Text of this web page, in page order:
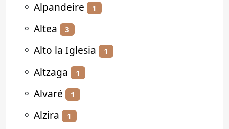
⚬ Alpandeire 1
⚬ Altea 3
⚬ Alto la Iglesia 1
⚬ Altzaga 1
⚬ Alvaré 1
⚬ Alzira 1